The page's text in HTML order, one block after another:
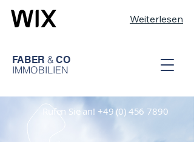
Weiterlesen